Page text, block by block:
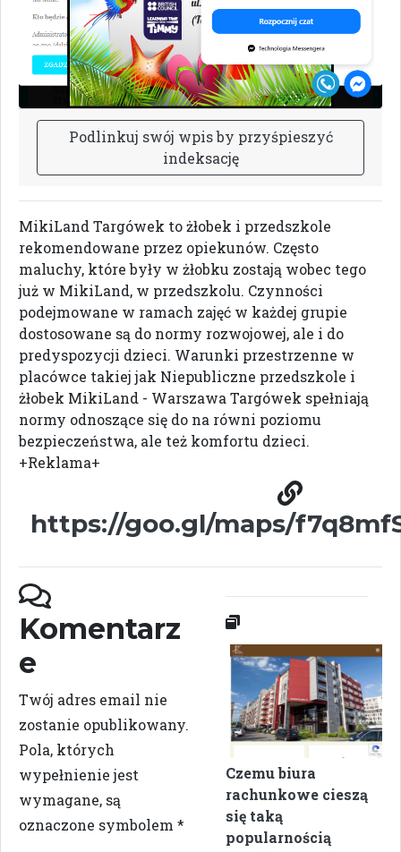
Podlinkuj swój wpisby przyśpieszyć
indeksację
MikiLand Targówek to żłobek i przedszkole
rekomendowane przez opiekunów. Często
maluchy, które były w żłobku zostają wobec tego
już w MikiLand, w przedszkolu. Czynności
podejmowane w ramach zajęć w każdej grupie
dostosowane są do normy rozwojowej, ale i do
predyspozycji dzieci. Warunki przestrzenne w
placówce takiej jak Niepubliczne przedszkole i
żłobek MikiLand - Warszawa Targówek spełniają
normy odnoszące się do na równi poziomu
bezpieczeństwa, ale też komfortu dzieci.
+Reklama+
https://goo.gl/maps/
Komentarz
e
Twój adres email nie
zostanie opublikowany.
Pola, których
wypełnienie jest
wymagane, są
oznaczone symbolem *
Czemu biura
rachunkowe cieszą
się taką
popularnością